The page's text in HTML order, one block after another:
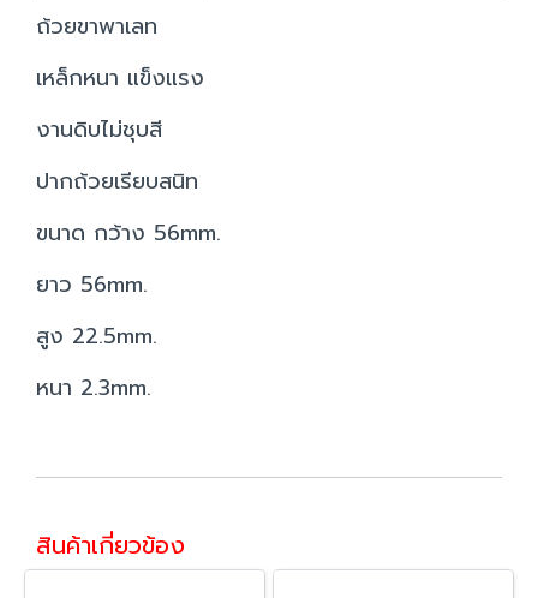
ถ้วยขาพาเลท
เหล็กหนา แข็งแรง
งานดิบไม่ชุบสี
ปากถ้วยเรียบสนิท
ขนาด กว้าง 56mm.
ยาว 56mm.
สูง 22.5mm.
หนา 2.3mm.
สินค้าเกี่ยวข้อง